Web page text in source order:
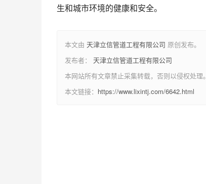
生和城市环境的健康和安全。
本文由 天津立信管道工程有限公司 原创发布。
发布者： 天津立信管道工程有限公司
本网站所有文章禁止采集转载，否则以侵权处理。
本文链接： https://www.lixintj.com/6642.html